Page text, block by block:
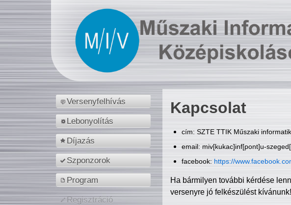
Versenyfelhívás
Lebonyolítás
Díjazás
Szponzorok
Program
Regisztráció
Kapcsolat
cím: SZTE TTIK Műszaki
email: miv[kukac]inf[pont]u-
facebook: https://
Ha bármilyen további kérdése
versenyre jó felkészülést kívánunk!